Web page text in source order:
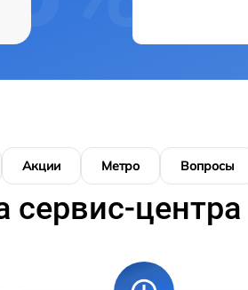
Акции Метро Вопросы
центра